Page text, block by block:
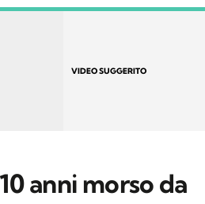
VIDEO SUGGERITO
anni morso da